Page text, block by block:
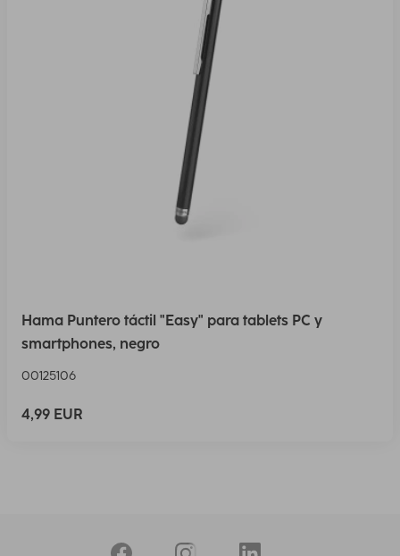
Hama Puntero táctil "Easy" para tablets PC y
smartphones, negro
00125106
4,99 EUR